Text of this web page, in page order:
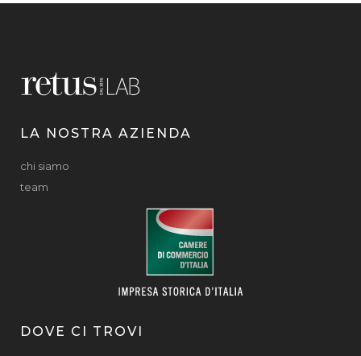
LA NOSTRA AZIENDA
chi siamo
team
DOVE CI TROVI